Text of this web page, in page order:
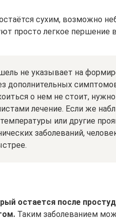
сухим, возможно
просто легкое першение в
не указывает на
дополнительных
о нем не стоит,
лечение. Если же
или другие
заболеваний,
остается после
Таким заболеванием